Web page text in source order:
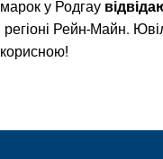
у Родгау
Рейн-Майн.